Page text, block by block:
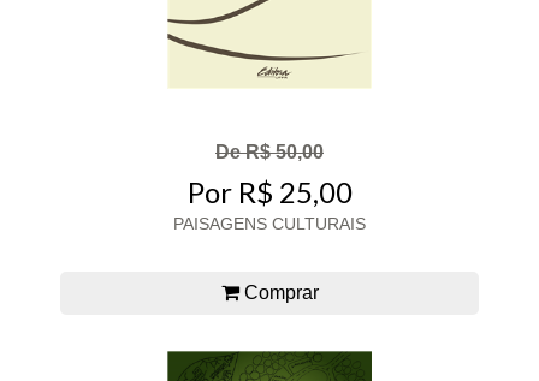
De R$ 50,00
Por R$ 25,00
PAISAGENS CULTURAIS
Comprar